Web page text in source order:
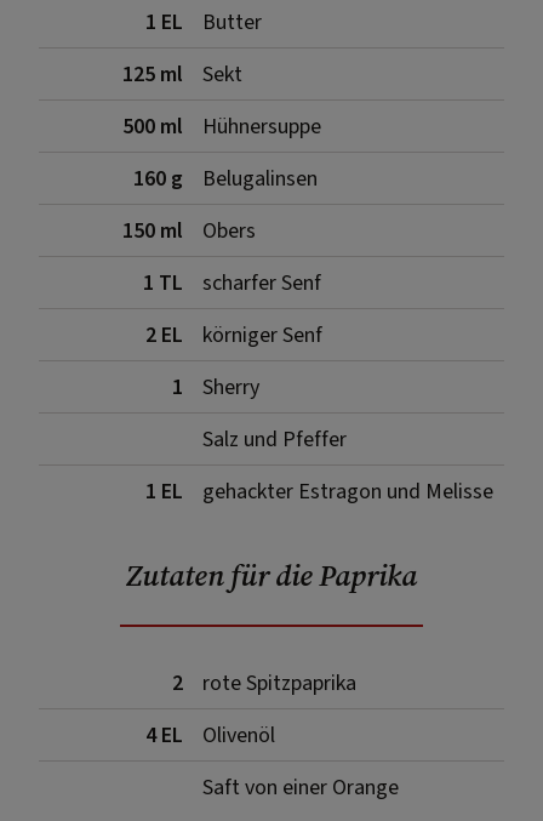
1 EL
Butter
125 ml
Sekt
500 ml
Hühnersuppe
160 g
Belugalinsen
150 ml
Obers
1 TL
scharfer Senf
2 EL
körniger Senf
1
Sherry
Salz und Pfeffer
1 EL
gehackter Estragon und Melisse
Zutaten für die Paprika
2
rote Spitzpaprika
4 EL
Olivenöl
Saft von einer Orange